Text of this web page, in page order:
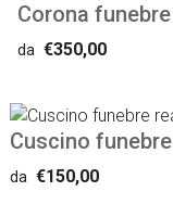
Corona funebre
da €350,00
Cuscino funebre
da€150,00